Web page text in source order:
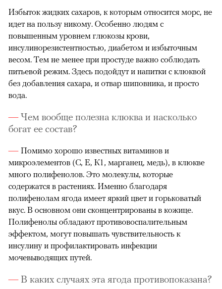
Избыток жидких сахаров, к которым относится морс, не
идет на пользу никому. Особенно людям с
повышенным уровнем глюкозы крови,
инсулинорезистентностью, диабетом и избыточным
весом. Тем не менее при простуде важно соблюдать
питьевой режим. Здесь подойдут и напитки с клюквой
без добавления сахара, и отвар шиповника, и просто
вода.
Чем вообще полезна клюква и насколько
богат ее состав?
Помимо хорошо известных витаминов и
микроэлементов (С, Е, К1, марганец, медь), в клюкве
много полифенолов. Это молекулы, которые
содержатся в растениях. Именно благодаря
полифенолам ягода имеет яркий цвет и горьковатый
вкус. В основном они сконцентрированы в кожице.
Полифенолы обладают противовоспалительным
эффектом, могут повышать чувствительность к
инсулину и профилактировать инфекции
мочевыводящих путей.
В каких случаях эта ягода противопоказана?